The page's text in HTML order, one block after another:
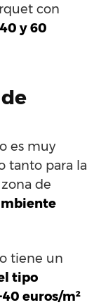
con
y 60
es muy
tanto para la
de
tiene un
tipo
euros/m²